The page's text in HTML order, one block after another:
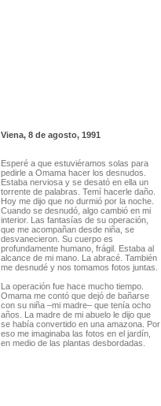
Viena, 8 de agosto, 1991
Esperé a que estuviéramos solas para
pedirle a Omama hacer los desnudos.
Estaba nerviosa y se desató en ella un
torrente de palabras. Temí hacerle daño.
Hoy me dijo que no durmió por la noche.
Cuando se desnudó, algo cambió en mi
interior. Las fantasías de su operación,
que me acompañan desde niña, se
desvanecieron. Su cuerpo es
profundamente humano, frágil. Estaba al
alcance de mi mano. La abracé. También
me desnudé y nos tomamos fotos juntas.
La operación fue hace mucho tiempo.
Omama me contó que dejó de bañarse
con su niña –mi madre– que tenía ocho
años. La madre de mi abuelo le dijo que
se había convertido en una amazona. Por
eso me imaginaba las fotos en el jardín,
en medio de las plantas desbordadas.